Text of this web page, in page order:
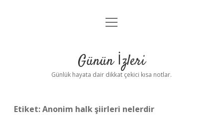
Anasayfa
Yasal Uyarı
menüyü
Günün İzleri
Günlük hayata dair dikkat çekici kısa notlar.
Etiket:Anonim halk şiirleri nelerdir